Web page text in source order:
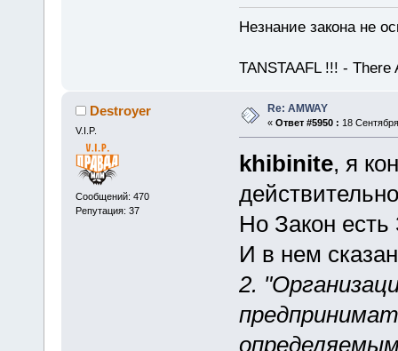
Незнание закона не
TANSTAAFL !!! - There
Destroyer
V.I.P.
Сообщений: 470
Репутация: 37
Re: AMWAY
« Ответ #5950 : 18
khibinite, я
Но Закон есть
И в нем
2.